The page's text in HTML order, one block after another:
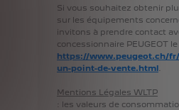
Si vous souhaitez obtenir
sur les équipements
invitons à prendre contact
concessionnaire PEUGEOT le
https://www.peugeot.ch/
un-point-de-vente.html.
Mentions Légales WLTP
: les valeurs de